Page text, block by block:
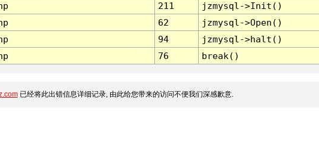
211
jzmysql->Init()
62
jzmysql->Open()
94
jzmysql->halt()
76 break()
已经将此出错信息详细记录, 由此给您带来的访问不便我们深感歉意.